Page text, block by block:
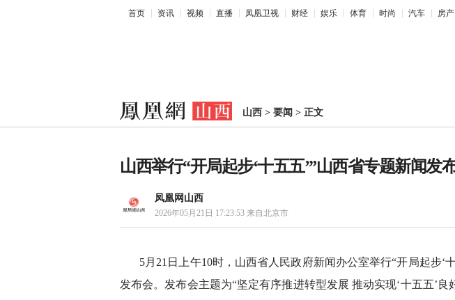
首页 资讯 视频 直播 凤凰卫视 财经 娱乐 体育 时尚 汽车 房产
山西 > 要闻 > 正文
山西举行“开局起步‘十五五’”山西省专题新闻发
凤凰网山西
2026年05月21日 17:23:53 来自北京市
5月21日上午10时，山西省人民政府新闻办公室举行“开局起步‘
发布会。发布会主题为“坚定有序推进转型发展 推动实现‘十五五’良